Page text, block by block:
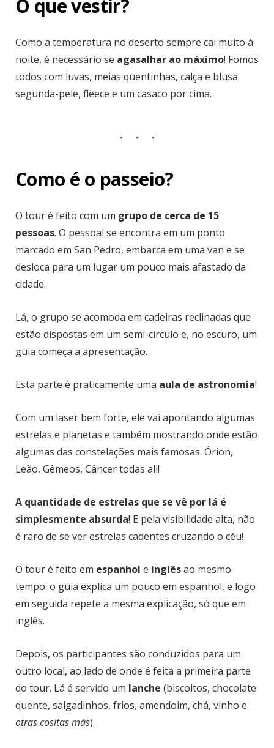
O que vestir?
Como a temperatura no deserto sempre cai muito à
noite, é necessário se agasalhar ao máximo! Fomos
todos com luvas, meias quentinhas, calça e blusa
segunda-pele, fleece e um casaco por cima.
Como é o passeio?
O tour é feito com um grupo de cerca de 15
pessoas. O pessoal se encontra em um ponto
marcado em San Pedro, embarca em uma van e se
desloca para um lugar um pouco mais afastado da
cidade.
Lá, o grupo se acomoda em cadeiras reclinadas que
estão dispostas em um semi-circulo e, no escuro, um
guia começa a apresentação.
Esta parte é praticamente uma aula de astronomia!
Com um laser bem forte, ele vai apontando algumas
estrelas e planetas e também mostrando onde estão
algumas das constelações mais famosas. Órion,
Leão, Gêmeos, Câncer todas ali!
A quantidade de estrelas que se vê por lá é
simplesmente absurda! E pela visibilidade alta, não
é raro de se ver estrelas cadentes cruzando o céu!
O tour é feito em espanhol e inglêsao mesmo
tempo: o guia explica um pouco em espanhol, e logo
em seguida repete a mesma explicação, só que em
inglês.
Depois, os participantes são conduzidos para um
outro local, ao lado de onde é feita a primeira parte
do tour. Lá é servido um lanche (biscoitos, chocolate
quente, salgadinhos, frios, amendoim, chá, vinho e
otras cositas más).